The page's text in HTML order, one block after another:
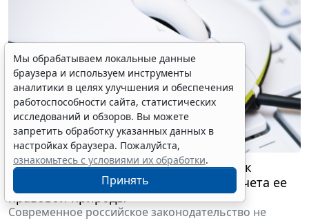
Защита страницы социальной сети как
цифрового актива и необходимость учета ее
правовой природы
Современное российское законодательство не
Мы обрабатываем локальные данные
браузера и используем инструменты
аналитики в целях улучшения и обеспечения
работоспособности сайта, статистических
исследований и обзоров. Вы можете
запретить обработку указанных данных в
настройках браузера. Пожалуйста,
ознакомьтесь с условиями их обработки.
Принять